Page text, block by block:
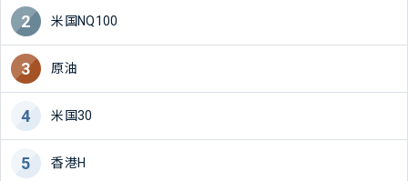
米国NQ100
原油
米国30
香港H